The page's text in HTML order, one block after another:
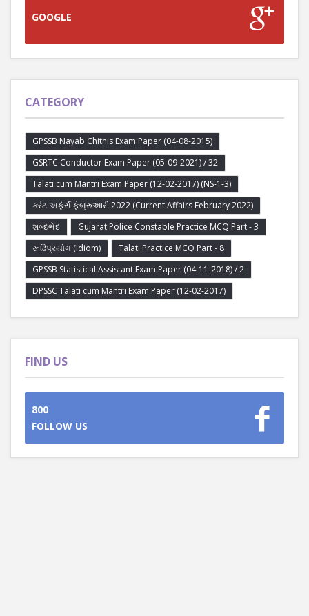
GOOGLE
CATEGORY
GPSSB Nayab Chitnis Exam Paper (04-08-2015)
GSRTC Conductor Exam Paper (05-09-2021) / 32
Talati cum Mantri Exam Paper (12-02-2017) (NS-1-3)
કરંટ અફેર્સ ફેબ્રુઆરી 2022 (Current Affairs February 2022)
શબ્દભેદ
Gujarat Police Constable Practice MCQ Part - 3
રૂઢિપ્રયોગ (Idiom)
Talati Practice MCQ Part - 8
GPSSB Statistical Assistant Exam Paper (04-11-2018) / 2
DPSSC Talati cum Mantri Exam Paper (12-02-2017)
FIND US
800
FOLLOW US